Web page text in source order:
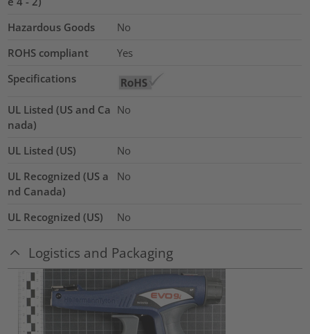
Hazardous Goods
No
ROHS compliant
Yes
Specifications
UL Listed (US and Ca
nada)
No
UL Listed (US)
No
UL Recognized (US a
nd Canada)
No
UL Recognized (US) No
Logistics and Packaging